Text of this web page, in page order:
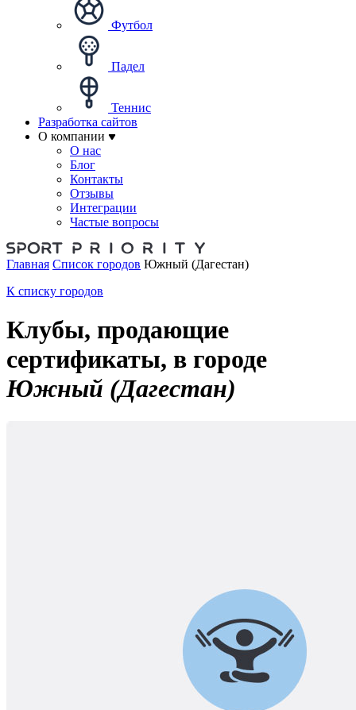
Футбол
Падел
Теннис
Разработка сайтов
О компании
О нас
Блог
Контакты
Отзывы
Интеграции
Частые вопросы
Главная Список городов Южный (Дагестан)
К списку городов
Клубы, продающие
сертификаты, в городе
Южный (Дагестан)